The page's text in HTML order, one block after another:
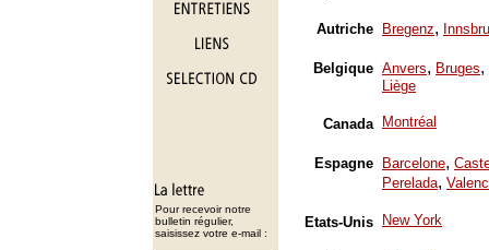
Pour recevoir notre
bulletin régulier,
saisissez votre e-mail :
Autriche Bregenz,
Belgique Anvers, Bruges,
Liège
Canada Montréal
Espagne Barcelone,
Perelada,
Etats-Unis New York